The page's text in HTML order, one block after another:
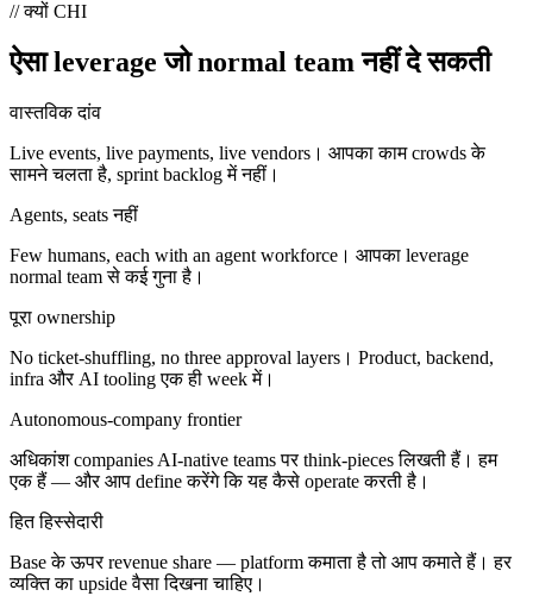
// क्यों CHI
ऐसा leverage जो normal team नहीं दे सकती
वास्तविक दांव
Live events, live payments, live vendors। आपका काम crowds के
सामने चलता है, sprint backlog में नहीं।
Agents, seats नहीं
Few humans, each with an agent workforce। आपका leverage
normal team से कई गुना है।
पूरा ownership
No ticket-shuffling, no three approval layers। Product, backend,
infra और AI tooling एक ही week में।
Autonomous-company frontier
अधिकांश companies AI-native teams पर think-pieces लिखती हैं। हम
एक हैं — और आप define करेंगे कि यह कैसे operate करती है।
हित हिस्सेदारी
Base के ऊपर revenue share — platform कमाता है तो आप कमाते हैं। हर
व्यक्ति का upside वैसा दिखना चाहिए।